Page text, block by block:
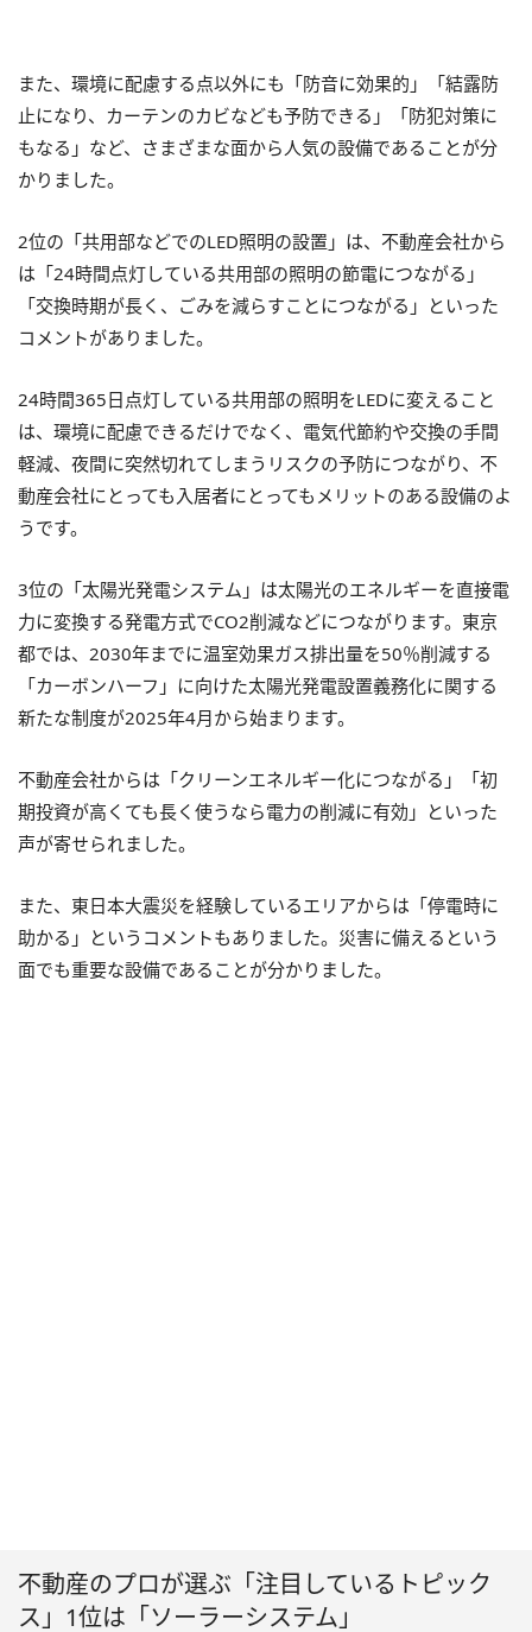
また、環境に配慮する点以外にも「防音に効果的」「結露防
止になり、カーテンのカビなども予防できる」「防犯対策に
もなる」など、さまざまな面から人気の設備であることが分
かりました。
2位の「共用部などでのLED照明の設置」は、不動産会社から
は「24時間点灯している共用部の照明の節電につながる」
「交換時期が長く、ごみを減らすことにつながる」といった
コメントがありました。
24時間365日点灯している共用部の照明をLEDに変えること
は、環境に配慮できるだけでなく、電気代節約や交換の手間
軽減、夜間に突然切れてしまうリスクの予防につながり、不
動産会社にとっても入居者にとってもメリットのある設備のよ
うです。
3位の「太陽光発電システム」は太陽光のエネルギーを直接電
力に変換する発電方式でCO2削減などにつながります。東京
都では、2030年までに温室効果ガス排出量を50％削減する
「カーボンハーフ」に向けた太陽光発電設置義務化に関する
新たな制度が2025年4月から始まります。
不動産会社からは「クリーンエネルギー化につながる」「初
期投資が高くても長く使うなら電力の削減に有効」といった
声が寄せられました。
また、東日本大震災を経験しているエリアからは「停電時に
助かる」というコメントもありました。災害に備えるという
面でも重要な設備であることが分かりました。
不動産のプロが選ぶ「注目しているトピック
ス」1位は「ソーラーシステム」